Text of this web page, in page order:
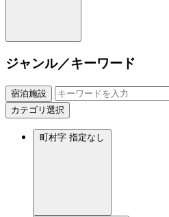
ジャンル／キーワード
宿泊施設
カテゴリ選択
町村字 指定なし